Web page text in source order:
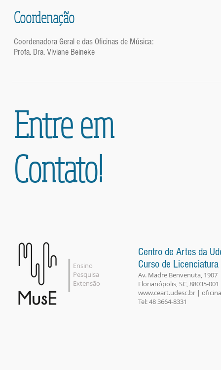
Coordenação
Coordenadora Geral e das Oficinas de Música:
Profa. Dra. Viviane Beineke
Entre em
Contato!
Ensino
Pesquisa
Extensão
Centro de Artes da
Curso de
Av. Madre Benvenuta, 1907
Florianópolis, SC, 88035-001
www.ceart.udesc.br |
Tel: 48 3664-8331